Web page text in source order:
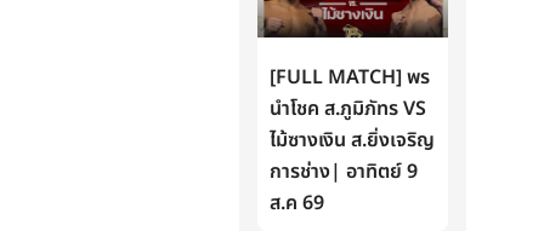
[FULL MATCH] พร
นำโชค ส.ภูมิภัทร VS
ไม้ซางเงิน ส.ยิ่งเจริญ
การช่าง| อาทิตย์ 9
ส.ค 69